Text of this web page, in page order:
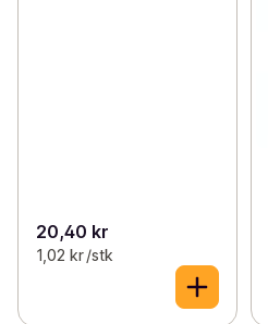
20,40 kr
1,02 kr /stk